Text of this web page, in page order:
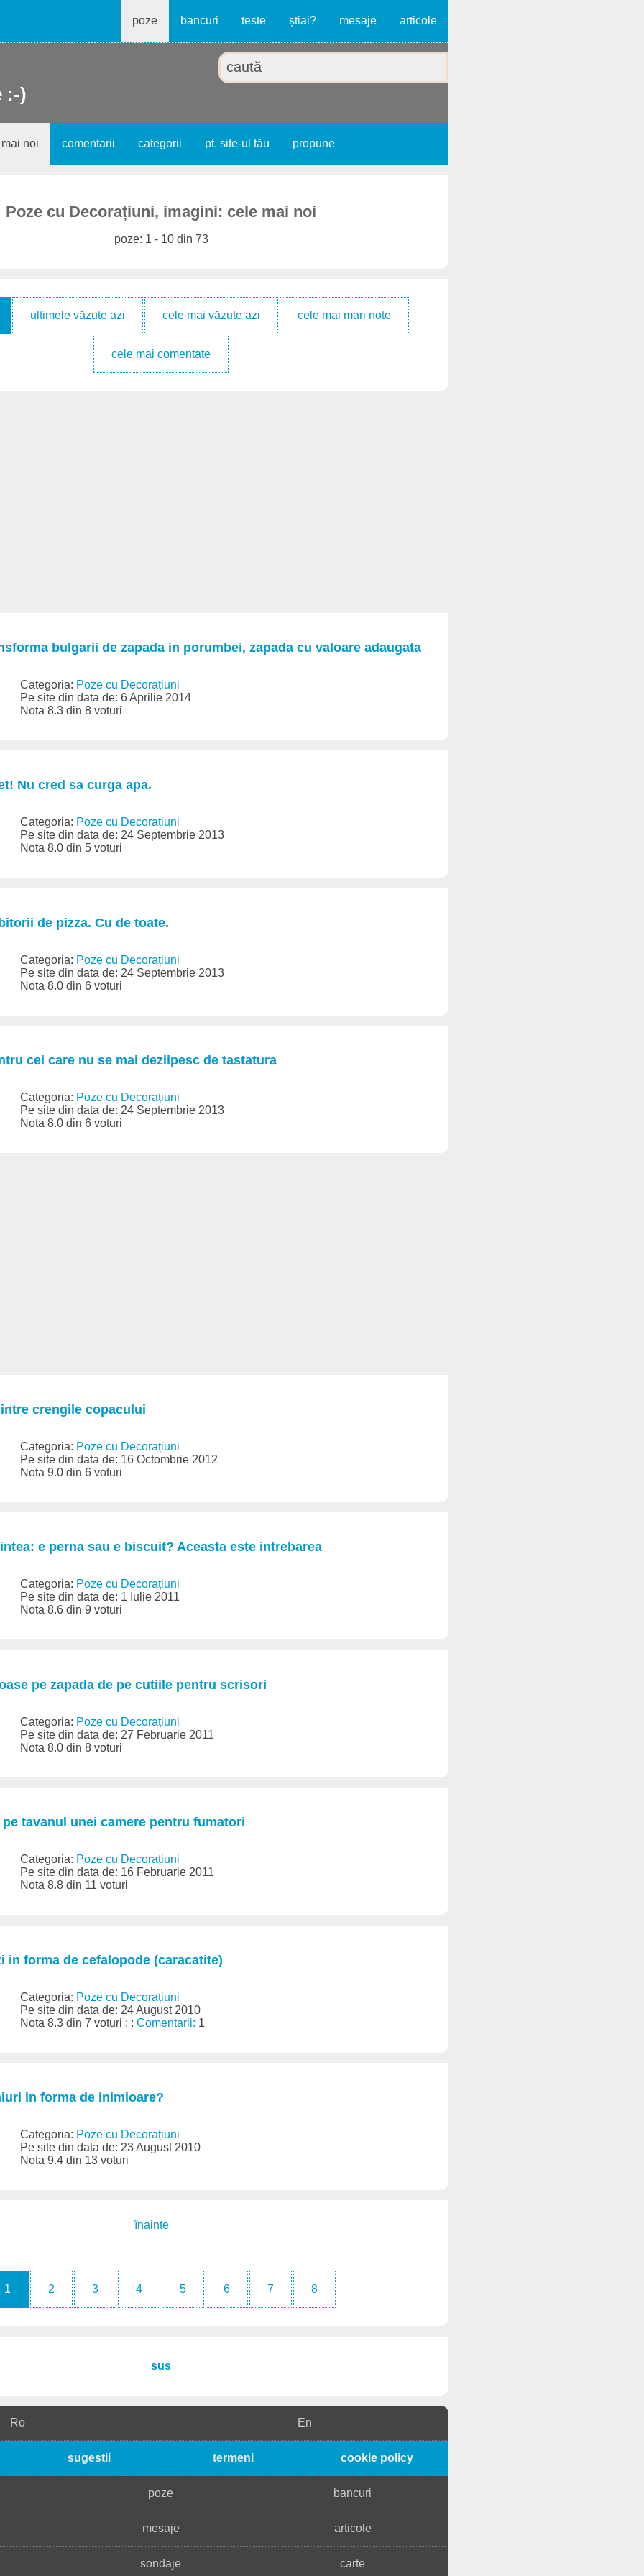
poze bancuri teste știai? mesaje articole
:-)
noi comentarii categorii pt. site-ul tău propune
Poze cu Decorațiuni, imagini: cele mai noi
poze: 1 - 10 din 73
ultimele văzute azi cele mai văzute azi cele mai mari note
cele mai comentate
bulgarii de zapada in porumbei, zapada cu valoare adaugata
Categoria: Poze cu Decorațiuni
Pe site din data de: 6 Aprilie 2014
Nota 8.3 din 8 voturi
Nu cred sa curga apa.
Categoria: Poze cu Decorațiuni
Pe site din data de: 24 Septembrie 2013
Nota 8.0 din 5 voturi
de pizza. Cu de toate.
Categoria: Poze cu Decorațiuni
Pe site din data de: 24 Septembrie 2013
Nota 8.0 din 6 voturi
cei care nu se mai dezlipesc de tastatura
Categoria: Poze cu Decorațiuni
Pe site din data de: 24 Septembrie 2013
Nota 8.0 din 6 voturi
crengile copacului
Categoria: Poze cu Decorațiuni
Pe site din data de: 16 Octombrie 2012
Nota 9.0 din 6 voturi
e perna sau e biscuit? Aceasta este intrebarea
Categoria: Poze cu Decorațiuni
Pe site din data de: 1 Iulie 2011
Nota 8.6 din 9 voturi
pe zapada de pe cutiile pentru scrisori
Categoria: Poze cu Decorațiuni
Pe site din data de: 27 Februarie 2011
Nota 8.0 din 8 voturi
tavanul unei camere pentru fumatori
Categoria: Poze cu Decorațiuni
Pe site din data de: 16 Februarie 2011
Nota 8.8 din 11 voturi
in forma de cefalopode (caracatite)
Categoria: Poze cu Decorațiuni
Pe site din data de: 24 August 2010
Nota 8.3 din 7 voturi : :Comentarii: 1
in forma de inimioare?
Categoria: Poze cu Decorațiuni
Pe site din data de: 23 August 2010
Nota 9.4 din 13 voturi
înainte
1 2 3 4 5 6 7 8
sus
Ro En
sugestii termeni cookie policy
poze bancuri
mesaje articole
sondaje carte